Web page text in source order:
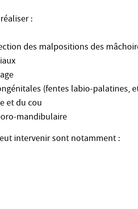
:
des malpositions des
(fentes labio-palatines,
et du cou
mandibulaire
intervenir sont notamment :